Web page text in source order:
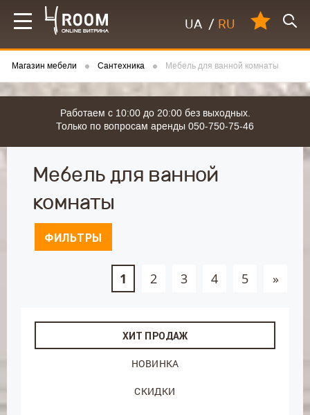
UA / RU
Магазин мебели Сантехника Мебель для ванной комнаты
Работаем с 10:00 до 20:00 без выходных.
Только по вопросам аренды 050-750-75-46
Мебель для ванной
комнаты
ФИЛЬТРЫ
1 2 3 4 5 »
ХИТ ПРОДАЖ
НОВИНКА
СКИДКИ